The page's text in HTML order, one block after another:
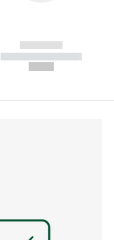
------------
----------- -----------